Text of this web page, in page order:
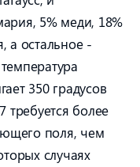
5% меди, 18%
а остальное -
350 градусов
требуется более
поля, чем
случаях